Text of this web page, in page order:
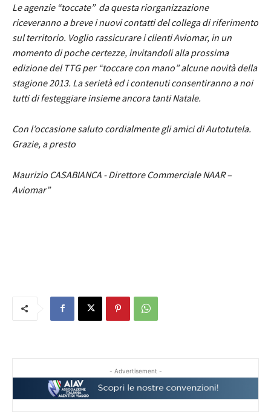
Le agenzie “toccate” da questa riorganizzazione
riceveranno a breve i nuovi contatti del collega di riferimento
sul territorio. Voglio rassicurare i clienti Aviomar, in un
momento di poche certezze, invitandoli alla prossima
edizione del TTG per “toccare con mano” alcune novità della
stagione 2013. La serietà ed i contenuti consentiranno a noi
tutti di festeggiare insieme ancora tanti Natale.
Con l’occasione saluto cordialmente gli amici di Autotutela.
Grazie, a presto
Maurizio CASABIANCA - Direttore Commerciale NAAR –
Aviomar”
- Advertisement -